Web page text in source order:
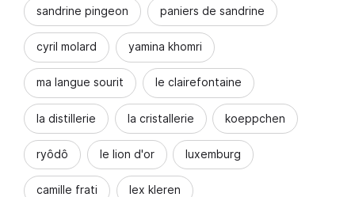
sandrine pingeon paniers de sandrine
cyril molard yamina khomri
ma langue sourit le clairefontaine
la distillerie la cristallerie koeppchen
ryôdô le lion d'or luxemburg
camille frati lex kleren